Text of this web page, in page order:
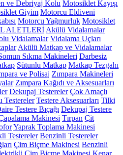
ve Debriyaj Kolu Motosiklet Kayışı
Giyim Motorcu Eldiveni
Motorcu Yağmurluk Motosiklet
ALETLERİ Akülü Vidalamalar
Vidalamalar Vidalama Uçları
Akülü Matkap ve Vidalamalar
Sıkma Makineleri Darbesiz
Sütunlu Matkap Matkap Tezgahı
ve Polisaj Zımpara Makineleri
Zımpara Kağıdı ve Aksesuarları
Dekupaj Testereler Çok Amaçlı
Testere Aksesuarları Tilki
Testere Bıçağı Dekupaj Testere
Makinesi Tırpan Çit
Yaprak Toplama Makinesi
Testereler Benzinli Testereler
Çim Biçme Makinesi Benzinli
Çim Biçme Makinesi Kenar